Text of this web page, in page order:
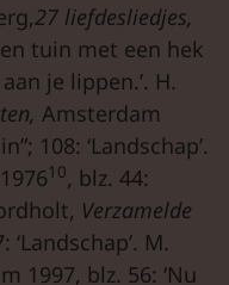
27 liefdesliedjes,
tuin met een hek
je lippen.’. H.
Amsterdam
108: ‘Landschap’.
10, blz. 44:
Verzamelde
‘Landschap’. M.
1997, blz. 56: ‘Nu